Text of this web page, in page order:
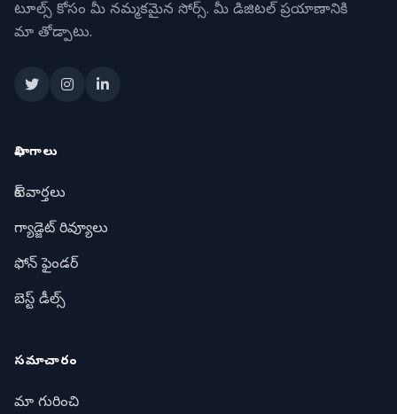
టూల్స్ కోసం మీ నమ్మకమైన సోర్స్. మీ డిజిటల్ ప్రయాణానికి
మా తోడ్పాటు.
విభాగాలు
టెక్ వార్తలు
గ్యాడ్జెట్ రివ్యూలు
ఫోన్ ఫైండర్
బెస్ట్ డీల్స్
సమాచారం
మా గురించి